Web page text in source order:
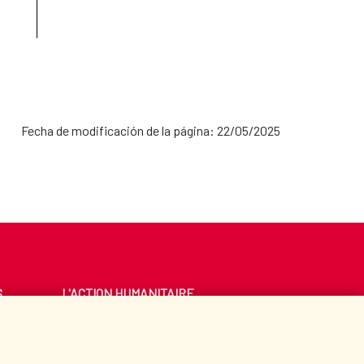
Fecha de modificación de la página: 22/05/2025
L'ACTION HUMANITAIRE